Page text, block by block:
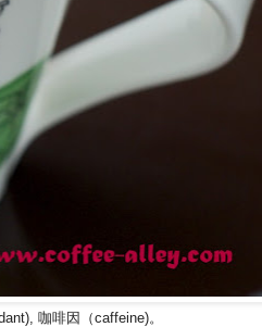
咖啡因（caffeine)。